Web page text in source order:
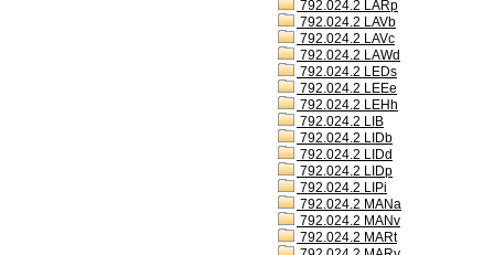
792.024.2 LARp
792.024.2 LAVb
792.024.2 LAVc
792.024.2 LAWd
792.024.2 LEDs
792.024.2 LEEe
792.024.2 LEHh
792.024.2 LIB
792.024.2 LIDb
792.024.2 LIDd
792.024.2 LIDp
792.024.2 LIPi
792.024.2 MANa
792.024.2 MANv
792.024.2 MARt